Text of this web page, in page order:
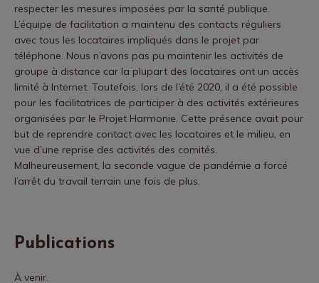
respecter les mesures imposées par la santé publique.
L’équipe de facilitation a maintenu des contacts réguliers
avec tous les locataires impliqués dans le projet par
téléphone. Nous n’avons pas pu maintenir les activités de
groupe à distance car la plupart des locataires ont un accès
limité à Internet. Toutefois, lors de l’été 2020, il a été possible
pour les facilitatrices de participer à des activités extérieures
organisées par le Projet Harmonie. Cette présence avait pour
but de reprendre contact avec les locataires et le milieu, en
vue d’une reprise des activités des comités.
Malheureusement, la seconde vague de pandémie a forcé
l’arrêt du travail terrain une fois de plus.
Publications
À venir.